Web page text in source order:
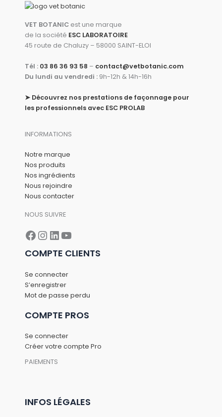
VET BOTANIC est une marque
de la société ESC LABORATOIRE
45 route de Chaluzy – 58000 SAINT-ELOI
Tél : 03 86 36 93 58 – contact@vetbotanic.com
Du lundi au vendredi : 9h-12h & 14h-16h
➤ Découvrez nos prestations de façonnage pour
les professionnels avec ESC PROLAB
INFORMATIONS
Notre marque
Nos produits
Nos ingrédients
Nous rejoindre
Nous contacter
NOUS SUIVRE
Facebook
Instagram
LinkedIn
YouTube
COMPTE CLIENTS
Se connecter
S’enregistrer
Mot de passe perdu
COMPTE PROS
Se connecter
Créer votre compte Pro
PAIEMENTS
INFOS LÉGALES